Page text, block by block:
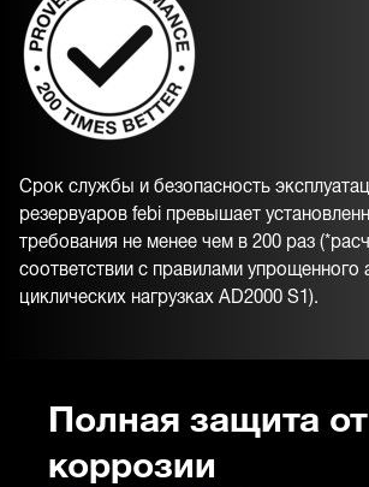
Срок службы и безопасность
резервуаров febi превышает
требования не менее чем в 200 раз
соответствии с правилами упрощенного
циклических нагрузках AD2000 S1).
Полная защита от
коррозии